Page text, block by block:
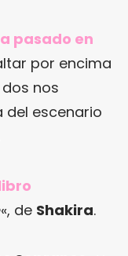
pasado en
por encima
nos
escenario
«, de Shakira.